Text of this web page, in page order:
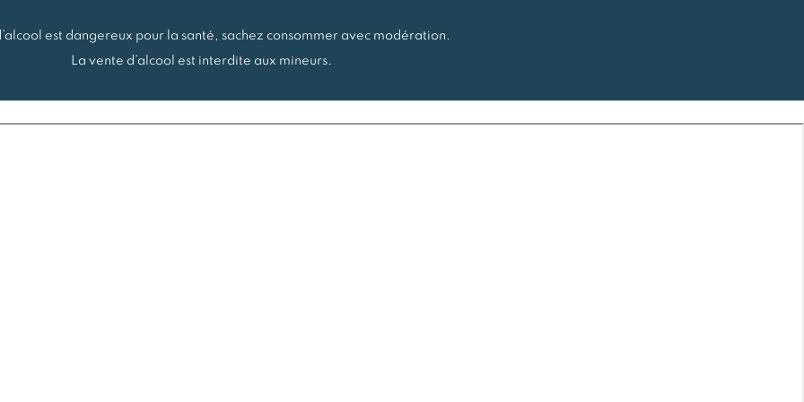
d’alcool est dangereux pour la santé, sachez consommer avec modération.
La vente d’alcool est interdite aux mineurs.